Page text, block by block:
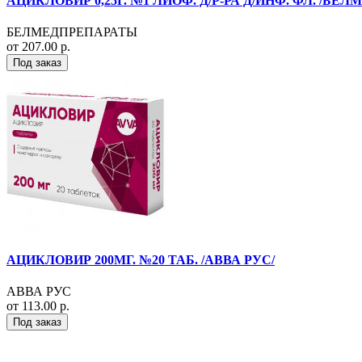
БЕЛМЕДПРЕПАРАТЫ
от 207.00 р.
Под заказ
АЦИКЛОВИР 200МГ. №20 ТАБ. /АВВА РУС/
АВВА РУС
от 113.00 р.
Под заказ